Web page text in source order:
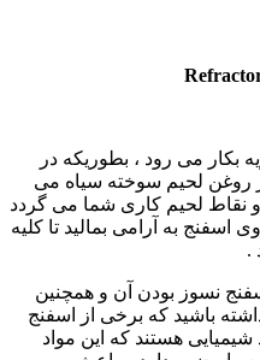
بکار می رود ، بطوریکه در
روغن لحیم سوخته سیاه می
نقاط لحیم کاری شما می گردد
به آرامی بمالید تا کلیه
.
نسوز بودن آن و همچنین
باشید که برخی از اسفنج
هستند که این مواد